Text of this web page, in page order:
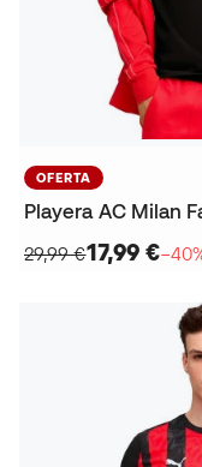
OFERTA
Playera AC Milan
29,99 €17,99 €